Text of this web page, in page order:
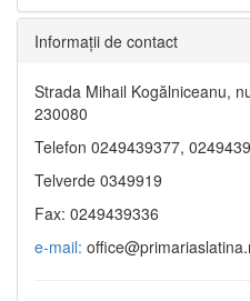
Informaţii de contact
Strada Mihail Kogălniceanu,
230080
Telefon 0249439377,
Telverde 0349919
Fax: 0249439336
e-mail: